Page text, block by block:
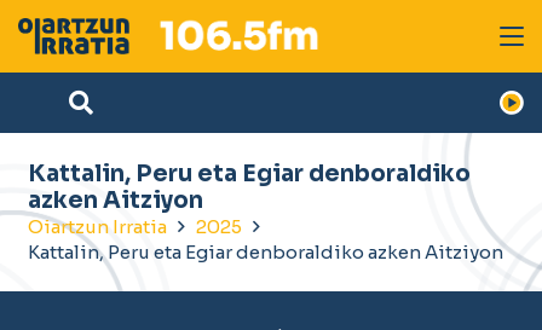
Kattalin, Peru eta Egiar denboraldiko
azken Aitziyon
Oiartzun Irratia
2025
Kattalin, Peru eta Egiar denboraldiko azken Aitziyon